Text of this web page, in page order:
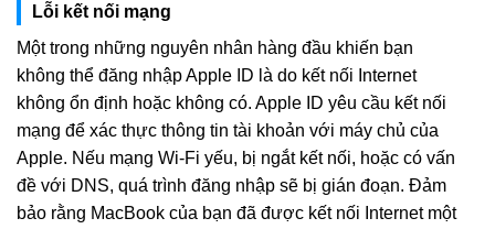
Lỗi kết nối mạng
Một trong những nguyên nhân hàng đầu khiến bạn
không thể đăng nhập Apple ID là do kết nối Internet
không ổn định hoặc không có. Apple ID yêu cầu kết nối
mạng để xác thực thông tin tài khoản với máy chủ của
Apple. Nếu mạng Wi-Fi yếu, bị ngắt kết nối, hoặc có vấn
đề với DNS, quá trình đăng nhập sẽ bị gián đoạn. Đảm
bảo rằng MacBook của bạn đã được kết nối Internet một